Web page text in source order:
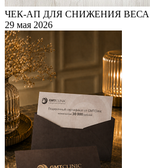
ЧЕК-АП ДЛЯ СНИЖЕНИЯ ВЕСА
29 мая 2026